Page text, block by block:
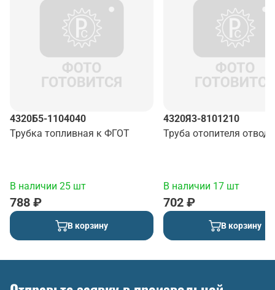
4320Б5-1104040
Трубка топливная к ФГОТ
В наличии 25 шт
788 ₽
В корзину
4320Я3-8101210
Труба отопителя
В наличии 17 шт
702 ₽
В корзину